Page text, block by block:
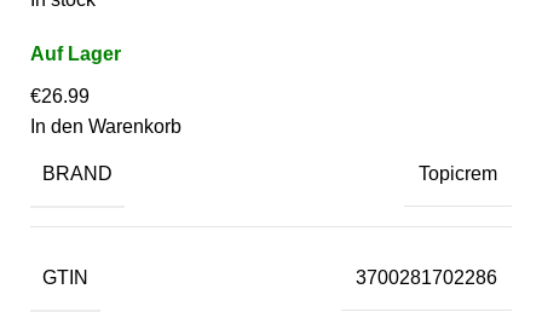
€26.99
In den Warenkorb
BRAND Topicrem
GTIN 3700281702286